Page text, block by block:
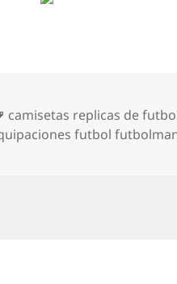
Etiquetas
camisetas replicas de
futbol